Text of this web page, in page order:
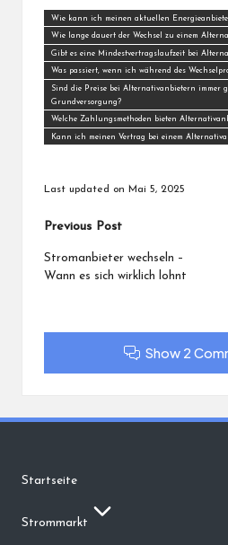
Wie kann ich meinen aktuellen
Wie lange dauert der Wechsel zu einem
Gibt es eine Mindestvertragslaufzeit bei
Was passiert, wenn ich während des
Sind die Preise bei Alternativanbietern immer
Grundversorgung?
Welche Zahlungsmethoden bieten
Kann ich meinen Vertrag bei einem
Last updated on Mai 5, 2025
Post
navigation
Previous Post
Stromanbieter wechseln –
Wann es sich wirklich lohnt
Show 2
Startseite
Strommarkt